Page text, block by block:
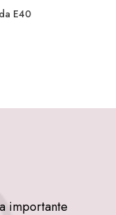
E40
importante